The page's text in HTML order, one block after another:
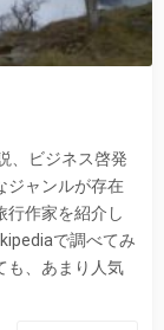
、ビジネス啓発
ジャンルが存在
行作家を紹介し
で調べてみ
も、あまり人気